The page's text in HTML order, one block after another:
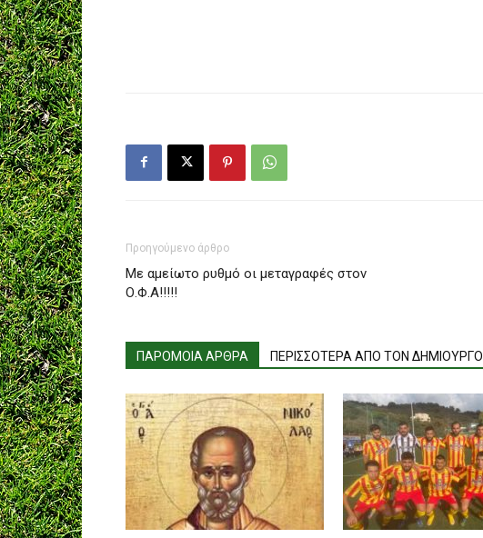
Προηγούμενο άρθρο
Με αμείωτο ρυθμό οι μεταγραφές στον
Ο.Φ.Α!!!!!
ΠΑΡΟΜΟΙΑ ΑΡΘΡΑ ΠΕΡΙΣΣΟΤΕΡΑ ΑΠΟ ΤΟΝ ΔΗΜΙΟΥΡΓΟ